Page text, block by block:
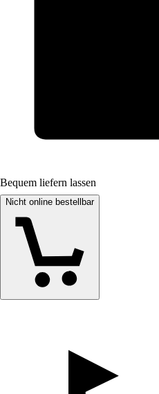
Bequem liefern lassen
Nicht online bestellbar